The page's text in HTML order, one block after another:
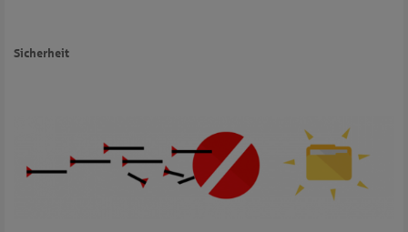
Sicherheit